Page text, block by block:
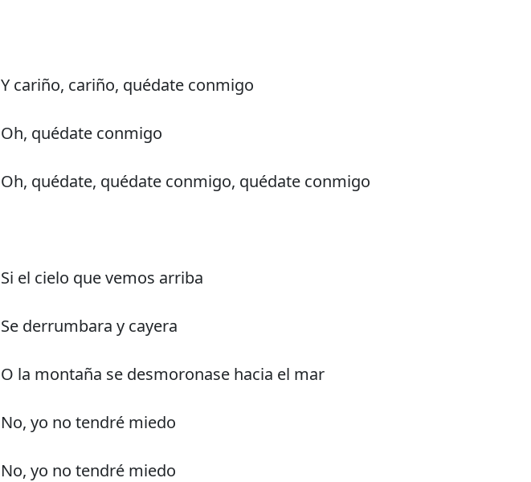
Y cariño, cariño, quédate conmigo
Oh, quédate conmigo
Oh, quédate, quédate conmigo, quédate conmigo
Si el cielo que vemos arriba
Se derrumbara y cayera
O la montaña se desmoronase hacia el mar
No, yo no tendré miedo
No, yo no tendré miedo